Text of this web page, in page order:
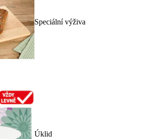
Speciální výživa
Úklid